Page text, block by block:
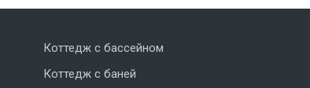
Коттедж с бассейном
Коттедж с баней